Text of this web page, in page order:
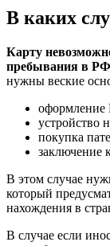
В каких
Карту
пребывания в РФ
нужны веские
устройство
покупка
заключение
В этом случае
который
нахождения в
В случае если